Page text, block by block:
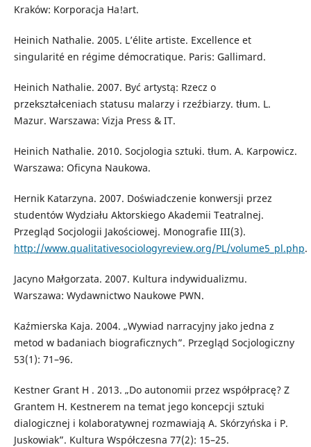
Kraków: Korporacja Ha!art.
Heinich Nathalie. 2005. L’élite artiste. Excellence et
singularité en régime démocratique. Paris: Gallimard.
Heinich Nathalie. 2007. Być artystą: Rzecz o
przekształceniach statusu malarzy i rzeźbiarzy. tłum. L.
Mazur. Warszawa: Vizja Press & IT.
Heinich Nathalie. 2010. Socjologia sztuki. tłum. A. Karpowicz.
Warszawa: Oficyna Naukowa.
Hernik Katarzyna. 2007. Doświadczenie konwersji przez
studentów Wydziału Aktorskiego Akademii Teatralnej.
Przegląd Socjologii Jakościowej. Monografie III(3).
http://www.qualitativesociologyreview.org/PL/volume5_pl.php.
Jacyno Małgorzata. 2007. Kultura indywidualizmu.
Warszawa: Wydawnictwo Naukowe PWN.
Kaźmierska Kaja. 2004. „Wywiad narracyjny jako jedna z
metod w badaniach biograficznych”. Przegląd Socjologiczny
53(1): 71–96.
Kestner Grant H . 2013. „Do autonomii przez współpracę? Z
Grantem H. Kestnerem na temat jego koncepcji sztuki
dialogicznej i kolaboratywnej rozmawiają A. Skórzyńska i P.
Juskowiak”. Kultura Współczesna 77(2): 15–25.